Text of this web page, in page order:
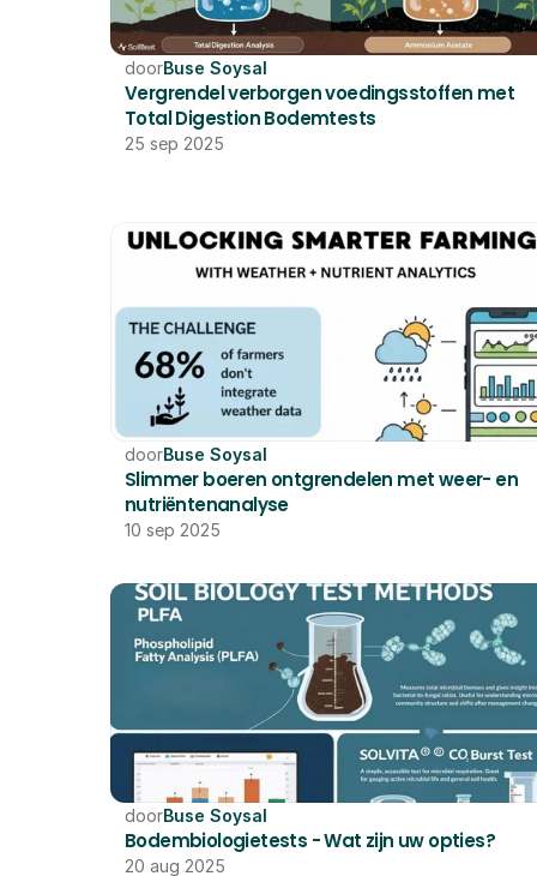
doorBuse Soysal
Vergrendel verborgen voedingsstoffen met
Total Digestion Bodemtests
25 sep 2025
doorBuse Soysal
Slimmer boeren ontgrendelen met weer- en
nutriëntenanalyse
10 sep 2025
doorBuse Soysal
Bodembiologietests - Wat zijn uw opties?
20 aug 2025